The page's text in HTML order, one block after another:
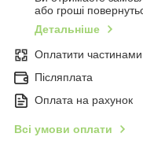
або гроші
Детальніше
Оплатити частинами
Післяплата
Оплата на рахунок
Всі умови оплати